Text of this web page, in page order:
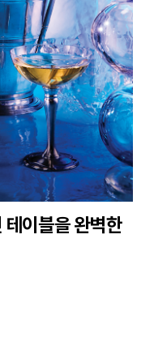
이블을 완벽한